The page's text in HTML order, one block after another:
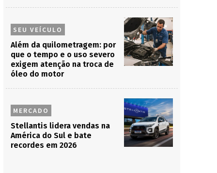
SEU VEÍCULO
Além da quilometragem: por
que o tempo e o uso severo
exigem atenção na troca de
óleo do motor
MERCADO
Stellantis lidera vendas na
América do Sul e bate
recordes em 2026